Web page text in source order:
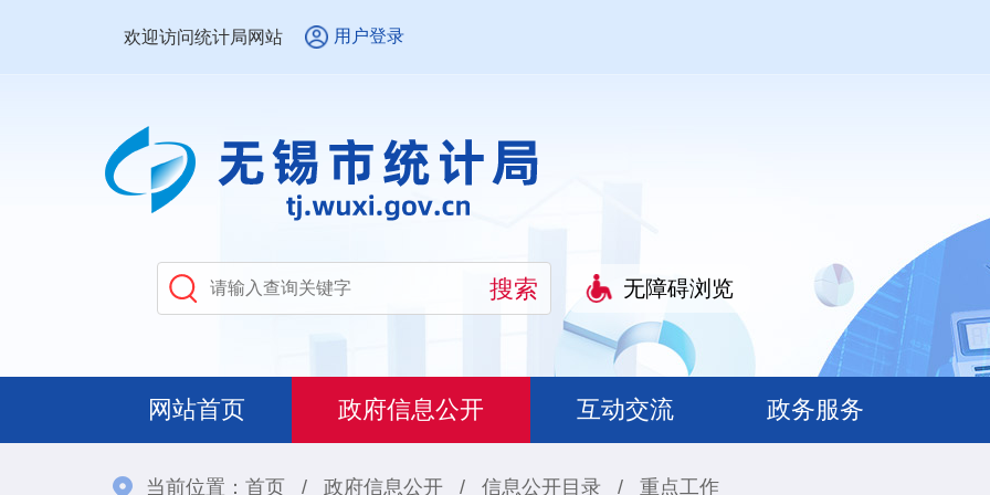
欢迎访问统计局网站 用户登录
无障碍浏览
网站首页 政府信息公开 互动交流 政务服务
当前位置： 首页 / 政府信息公开 / 信息公开目录 / 重点工作